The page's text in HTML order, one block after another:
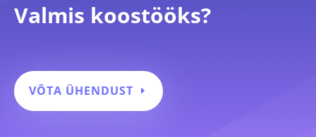
Valmis koostööks?
VÕTA ÜHENDUST